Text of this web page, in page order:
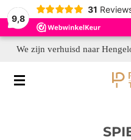
9,8
31
We zijn verhuisd naar